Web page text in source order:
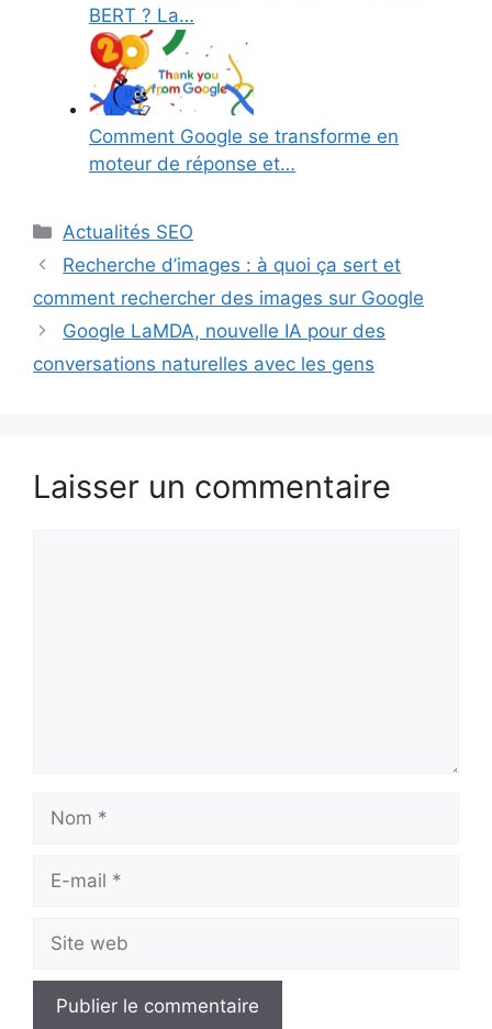
BERT ? La…
Comment Google se transforme en
moteur de réponse et…
Catégories
Actualités SEO
Recherche d’images : à quoi ça sert et
comment rechercher des images sur Google
Google LaMDA, nouvelle IA pour des
conversations naturelles avec les gens
Laisser un commentaire
Nom
Site
web